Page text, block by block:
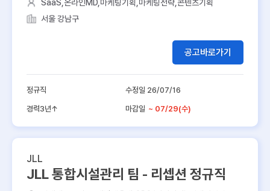
SaaS,온라인MD,마케팅기획,마케팅전략,콘텐츠기획
서울 강남구
공고바로가기
정규직 수정일 26/07/16
경력3년↑ 마감일 ~ 07/29(수)
JLL
JLL 통합시설관리 팀 - 리셉션 정규직